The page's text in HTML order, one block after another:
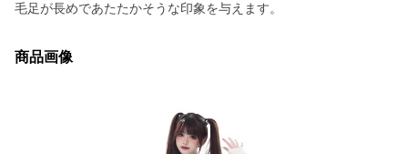
毛足が長めであたたかそうな印象を与えます。
商品画像